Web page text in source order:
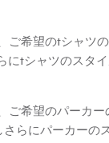
ご希望のtシャツ
tシャツのスタ
ご希望のパーカ
らにパーカー